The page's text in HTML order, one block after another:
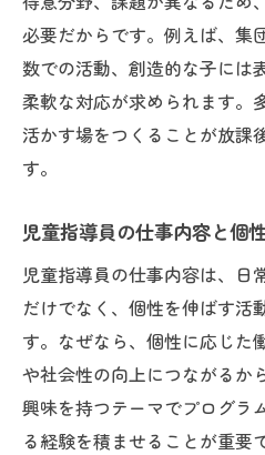
必要だからです。例えば、集
数での活動、創造的な子には
柔軟な対応が求められます。
活かす場をつくることが放課
す。
児童指導員の仕事内容と個
児童指導員の仕事内容は、日
だけでなく、個性を伸ばす活
す。なぜなら、個性に応じた
や社会性の向上につながるか
興味を持つテーマでプログラ
る経験を積ませることが重要